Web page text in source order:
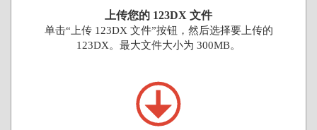
上传您的 123DX 文件
单击“上传 123DX 文件”按钮，然后选择要上传的
123DX。最大文件大小为 300MB。